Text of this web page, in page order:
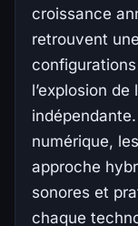
croissance
retrouvent
l’explosion
numérique,
approche
sonores et
chaque